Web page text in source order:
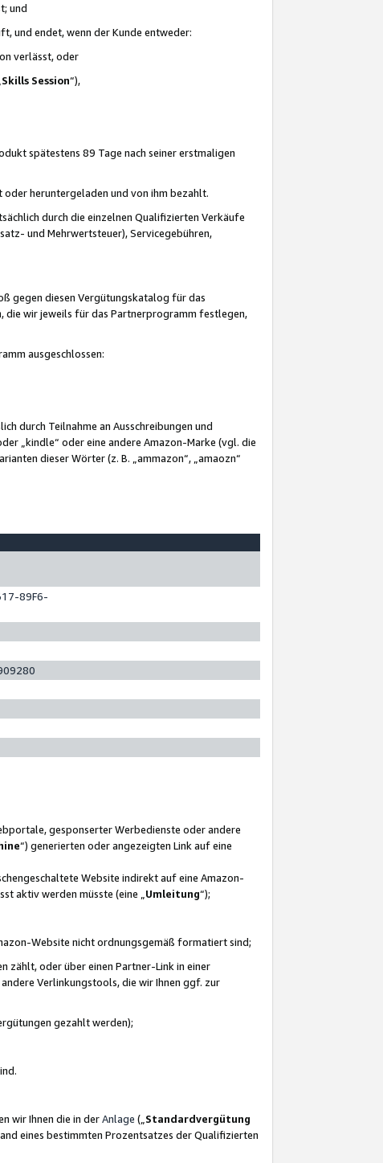
und
und endet, wenn der Kunde entweder:
verlässt, oder
Skills Session“),
spätestens 89 Tage nach seiner erstmaligen
heruntergeladen und von ihm bezahlt.
durch die einzelnen Qualifizierten Verkäufe
und Mehrwertsteuer), Servicegebühren,
gegen diesen Vergütungskatalog für das
die wir jeweils für das Partnerprogramm festlegen,
ausgeschlossen:
durch Teilnahme an Ausschreibungen und
„kindle“ oder eine andere Amazon-Marke (vgl. die
dieser Wörter (z. B. „ammazon“, „amaozn“
89F6-
gesponserter Werbedienste oder andere
“) generierten oder angezeigten Link auf eine
Website indirekt auf eine Amazon-
aktiv werden müsste (eine „ Umleitung“);
Website nicht ordnungsgemäß formatiert sind;
zählt, oder über einen Partner-Link in einer
Verlinkungstools, die wir Ihnen ggf. zur
gezahlt werden);
wir Ihnen die in derAnlage („ Standardvergütung
eines bestimmten Prozentsatzes der Qualifizierten